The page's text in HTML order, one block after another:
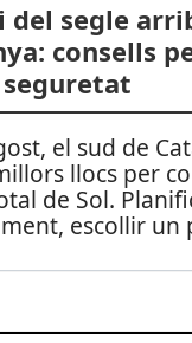
del segle
consells
el sud de
llocs per
de Sol.
escollir un